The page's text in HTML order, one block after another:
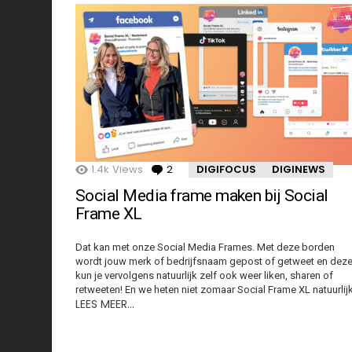
1.4k Views 2 Comments
DIGIFOCUS DIGINEWS
Social Media frame maken bij Social
Frame XL
Dat kan met onze Social Media Frames. Met deze borden
wordt jouw merk of bedrijfsnaam gepost of getweet en deze
kun je vervolgens natuurlijk zelf ook weer liken, sharen of
retweeten! En we heten niet zomaar Social Frame XL
LEES MEER…